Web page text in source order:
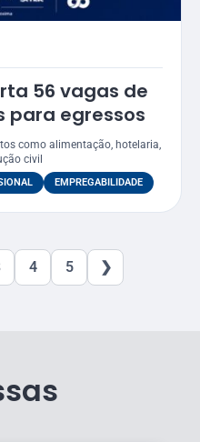
56 vagas de
para egressos
como alimentação, hotelaria,
civil
EMPREGABILIDADE
4 5 ❯